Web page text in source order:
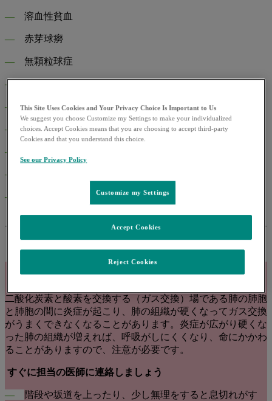
― 溶血性貧血
― 赤芽球癆
― 無顆粒球症
―重度の胃炎
―ぶどう膜炎
―血管炎
―
―
―
点滴時の過敏症反応
間質性肺疾患
二酸化炭素と酸素を交換する（ガス交換）場である肺の肺胞
と肺胞の間に炎症が起こり、肺の組織が硬くなってガス交換
がうまくできなくなることがあります。炎症が広がり硬くな
った肺の組織が増えれば、呼吸がしにくくなり、命にかかわ
ることがありますので、注意が必要です。
すぐに担当の医師に連絡しましょう
―
階段や坂道を上ったり、少し無理をすると息切れがす
This Site Uses Cookies and Your Privacy Choice Is Important to Us
We suggest you choose Customize my Settings to make your individualized
choices. Accept Cookies means that you are choosing to accept third-party
Cookies and that you understand this choice.
See our Privacy Policy
Customize my Settings
Reject Cookies
Accept Cookies